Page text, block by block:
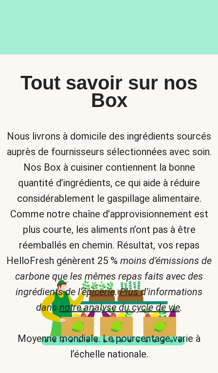
Tout savoir sur nos
Box
Nous livrons à domicile des ingrédients sourcés
auprès de fournisseurs sélectionnées avec soin.
Nos Box à cuisiner contiennent la bonne
quantité d’ingrédients, ce qui aide à réduire
considérablement le gaspillage alimentaire.
Comme notre chaîne d’approvisionnement est
plus courte, les aliments n’ont pas à être
réemballés en chemin. Résultat, vos repas
HelloFresh génèrent 25 % moins d’émissions de
carbone que les mêmes repas faits avec des
ingrédients de l’épicerie. Plus d’informations
dans notre analyse du cycle de vie.
Moyenne mondiale. Le pourcentage varie à
l’échelle nationale.